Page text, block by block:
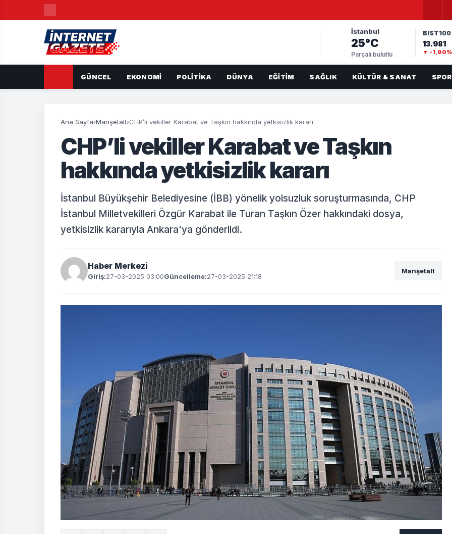
İstanbul
25°C
Parçalı bulutlu
BIST100
13.981
▼ -1,90%
GÜNCEL EKONOMI POLITIKA DÜNYA EĞITIM SAĞLIK KÜLTÜR & SANAT SPOR
Ana Sayfa›Manşetalt›CHP’li vekiller Karabat ve Taşkın hakkında yetkisizlik kararı
CHP’li vekiller Karabat ve Taşkın
hakkında yetkisizlik kararı
İstanbul Büyükşehir Belediyesine (İBB) yönelik yolsuzluk soruşturmasında, CHP
İstanbul Milletvekilleri Özgür Karabat ile Turan Taşkın Özer hakkındaki dosya,
yetkisizlik kararıyla Ankara'ya gönderildi.
Haber Merkezi
Giriş:27-03-2025 03:00Güncelleme:27-03-2025 21:18
Manşetalt